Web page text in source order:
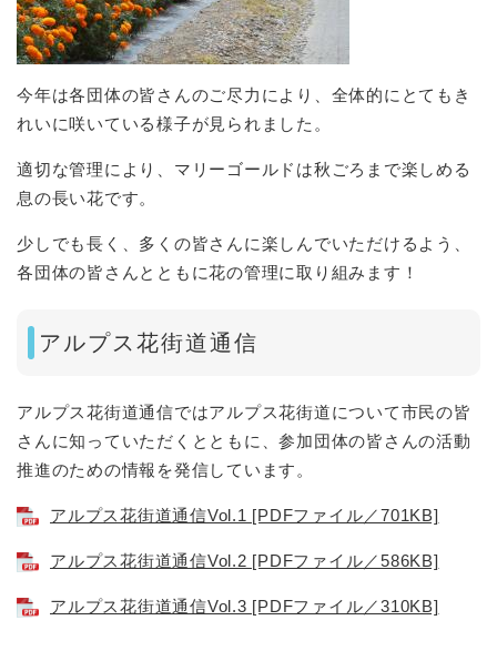
今年は各団体の皆さんのご尽力により、全体的にとてもき
れいに咲いている様子が見られました。
適切な管理により、マリーゴールドは秋ごろまで楽しめる
息の長い花です。
少しでも長く、多くの皆さんに楽しんでいただけるよう、
各団体の皆さんとともに花の管理に取り組みます！
アルプス花街道通信
アルプス花街道通信ではアルプス花街道について市民の皆
さんに知っていただくとともに、参加団体の皆さんの活動
推進のための情報を発信しています。
アルプス花街道通信Vol.1 [PDFファイル／701KB]
アルプス花街道通信Vol.2 [PDFファイル／586KB]
アルプス花街道通信Vol.3 [PDFファイル／310KB]